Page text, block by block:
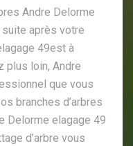
Andre Delorme
après votre
49est à
plus loin, Andre
que vous
branches d’arbres
Delorme elagage 49
d’arbre vous